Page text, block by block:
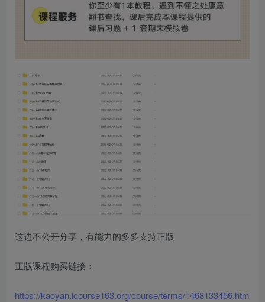
这边不公开分享，有能力的多多支持正版
正版课程购买链接：
https://kaoyan.icourse163.org/course/terms/1468133456.htm